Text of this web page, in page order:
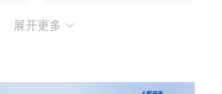
展开更多